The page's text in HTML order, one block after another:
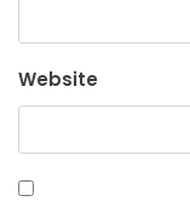
Website